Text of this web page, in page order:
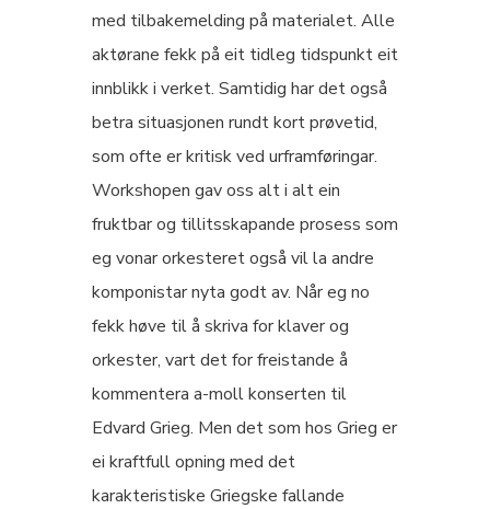
med tilbakemelding på materialet. Alle
aktørane fekk på eit tidleg tidspunkt eit
innblikk i verket. Samtidig har det også
betra situasjonen rundt kort prøvetid,
som ofte er kritisk ved urframføringar.
Workshopen gav oss alt i alt ein
fruktbar og tillitsskapande prosess som
eg vonar orkesteret også vil la andre
komponistar nyta godt av. Når eg no
fekk høve til å skriva for klaver og
orkester, vart det for freistande å
kommentera a-moll konserten til
Edvard Grieg. Men det som hos Grieg er
ei kraftfull opning med det
karakteristiske Griegske fallande